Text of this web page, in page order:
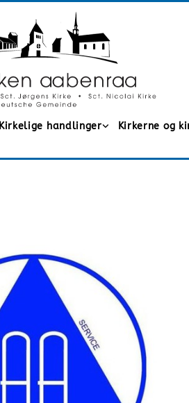
Kirkelige handlinger Kirkerne og